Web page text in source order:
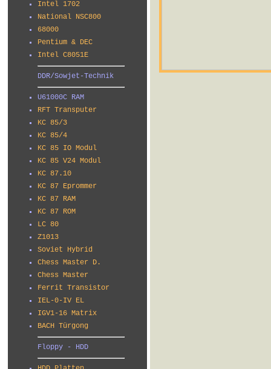
Intel 1702
National NSC800
68000
Pentium & DEC
Intel C8051E
DDR/Sowjet-Technik
U61000C RAM
RFT Transputer
KC 85/3
KC 85/4
KC 85 IO Modul
KC 85 V24 Modul
KC 87.10
KC 87 Eprommer
KC 87 RAM
KC 87 ROM
LC 80
Z1013
Soviet Hybrid
Chess Master D.
Chess Master
Ferrit Transistor
IEL-0-IV EL
IGV1-16 Matrix
BACH Türgong
Floppy - HDD